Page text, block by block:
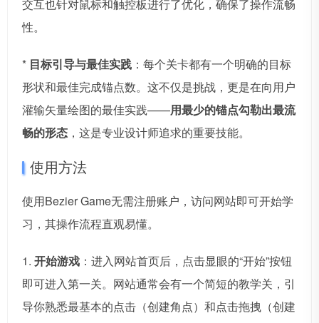
交互也针对鼠标和触控板进行了优化，确保了操作流畅
性。
* 目标引导与最佳实践 ：每个关卡都有一个明确的目标
形状和最佳完成锚点数。这不仅是挑战，更是在向用户
灌输矢量绘图的最佳实践——用最少的锚点勾勒出最流
畅的形态 ，这是专业设计师追求的重要技能。
使用方法
使用Bezier Game无需注册账户，访问网站即可开始学
习，其操作流程直观易懂。
1. 开始游戏 ：进入网站首页后，点击显眼的“开始”按钮
即可进入第一关。网站通常会有一个简短的教学关，引
导你熟悉最基本的点击（创建角点）和点击拖拽（创建